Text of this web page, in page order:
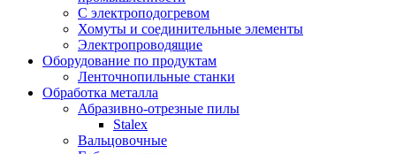
С электроподогревом
Хомуты и соединительные элементы
Электропроводящие
Оборудование по продуктам
Ленточнопильные станки
Обработка металла
Абразивно-отрезные пилы
Stalex
Вальцовочные